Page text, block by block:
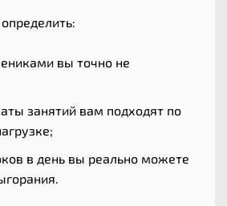
вы точно не
занятий вам подходят по
в день вы реально можете